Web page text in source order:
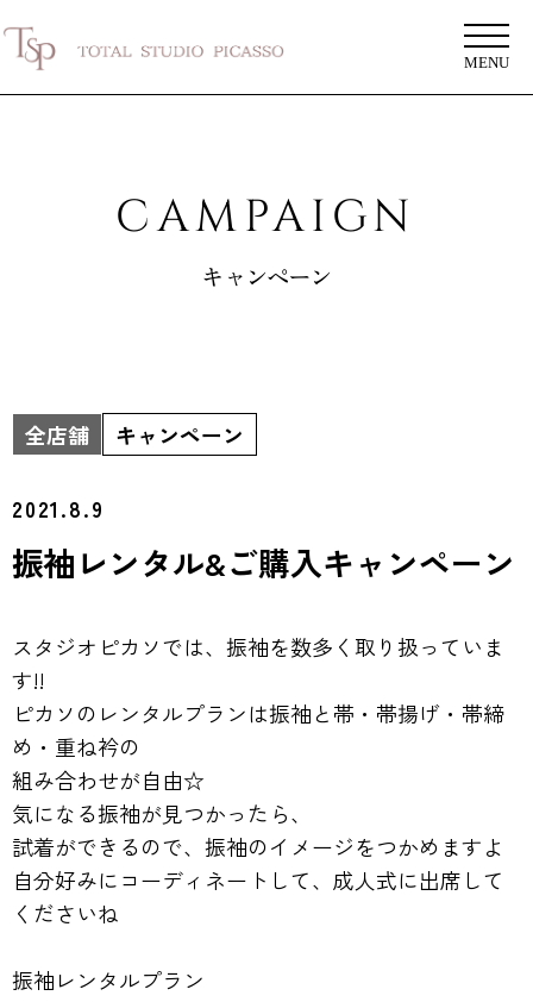
MENU
CAMPAIGN
キャンペーン
全店舗 キャンペーン
2021.8.9
振袖レンタル&ご購入キャンペーン
スタジオピカソでは、振袖を数多く取り扱っていま
す!!
ピカソのレンタルプランは振袖と帯・帯揚げ・帯締
め・重ね衿の
組み合わせが自由☆
気になる振袖が見つかったら、
試着ができるので、振袖のイメージをつかめますよ
自分好みにコーディネートして、成人式に出席して
くださいね
振袖レンタルプラン